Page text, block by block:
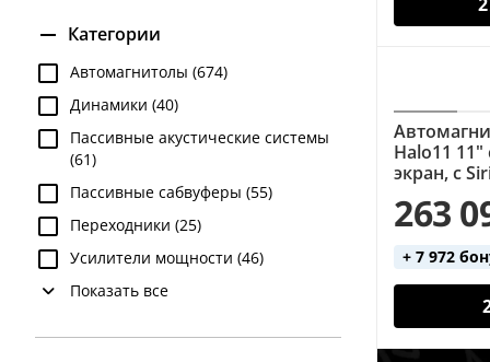
Категории
Автомагнитолы (674)
Динамики (40)
Пассивные акустические системы
(61)
Пассивные сабвуферы (55)
Переходники (25)
Усилители мощности (46)
Показать все
Halo11
экран, с
263
+ 7 972